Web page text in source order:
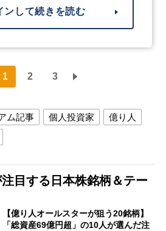
ンして続きを読む
1 2 3
ム記事 個人投資家
億り人
注目する日本株銘柄＆テー
【億り人オールスターが狙う20銘柄】
「総資産69億円超」の10人が選んだ注